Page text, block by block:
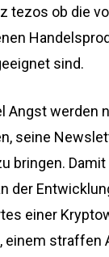
tezos ob die
sind.
Angst werden
seine
bringen.
der
einer
einem straffen